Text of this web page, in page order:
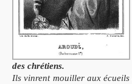
des chrétiens.
Ils vinrent mouiller aux écueils